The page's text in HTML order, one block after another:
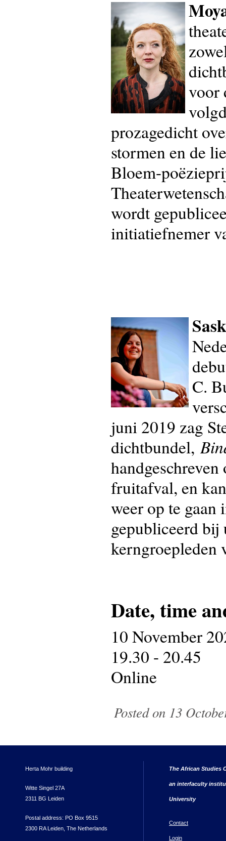
voor
prozagedicht
stormen en de
Bloem-
wordt
initiatiefnemer
C.
juni 2019 zag
dichtbundel,
fruitafval, en
weer op te
gepubliceerd bij
kerngroepleden
Date, time
10 November
19.30 - 20.45
Online
Posted on 13
Herta Mohr building
Witte Singel 27A
2311 BG Leiden
Postal address: PO Box 9515
2300 RA Leiden, The Netherlands
The African Studies
an interfaculty
University
Contact
Login